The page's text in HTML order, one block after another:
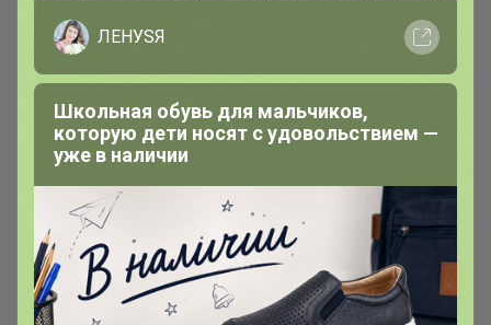
Comazo — немецкое бельё для всей
семьи, превышающее по качеству
российские ГОСТы
ЛЕНУSЯ
Школьная обувь для мальчиков,
которую дети носят с удовольствием —
уже в наличии